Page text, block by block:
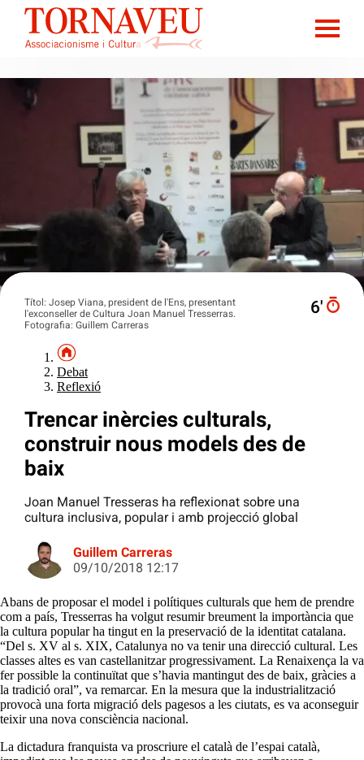
Títol: Josep Viana, president de l'Ens, presentant
l'exconseller de Cultura Joan Manuel Tresserras.
Fotografia: Guillem Carreras
6′
Debat
Reflexió
Trencar inèrcies culturals,
construir nous models des de
baix
Joan Manuel Tresseras ha reflexionat sobre una
cultura inclusiva, popular i amb projecció global
Guillem Carreras
09/10/2018 12:17
Abans de proposar el model i polítiques culturals que hem de prendre
com a país, Tresserras ha volgut resumir breument la importància que
la cultura popular ha tingut en la preservació de la identitat catalana.
“Del s. XV al s. XIX, Catalunya no va tenir una direcció cultural. Les
classes altes es van castellanitzar progressivament. La Renaixença la va
fer possible la continuïtat que s’havia mantingut des de baix, gràcies a
la tradició oral”, va remarcar. En la mesura que la industrialització
provocà una forta migració dels pagesos a les ciutats, es va aconseguir
teixir una nova consciència nacional.
La dictadura franquista va proscriure el català de l’espai català,